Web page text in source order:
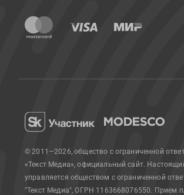
© 2011—2026, общество с ограниченной
«Текст Медиа», официальный сайт.
управляется обществом с ограниченной
"Текст Медиа", ОГРН 1163668076550. Прием